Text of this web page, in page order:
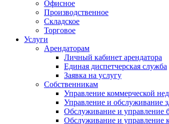
Офисное
Производственное
Складское
Торговое
Услуги
Арендаторам
Личный кабинет арендатора
Единая диспетчерская служба
Заявка на услугу
Собственникам
Управление коммерческой
Управление и обслуживание
Обслуживание и управление
Обслуживание и управление